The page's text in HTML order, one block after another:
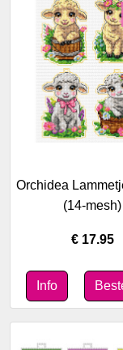
Orchidea
(14-mesh)
€ 17.95